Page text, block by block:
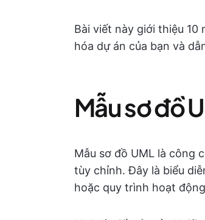
Bài viết này giới thiệu
hóa dự án của bạn và
Mẫu sơ đồ
Mẫu sơ đồ UML là công
tùy chỉnh. Đây là biểu
hoặc quy trình hoạt